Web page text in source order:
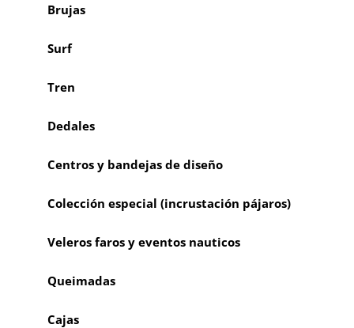
Brujas
Surf
Tren
Dedales
Centros y bandejas de diseño
Colección especial (incrustación pájaros)
Veleros faros y eventos nauticos
Queimadas
Cajas